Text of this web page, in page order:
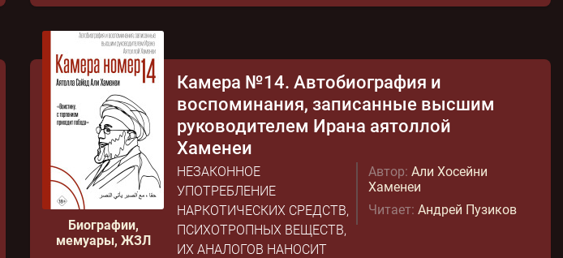
Биографии,
мемуары, ЖЗЛ
Камера №14. Автобиография и
воспоминания, записанные высшим
руководителем Ирана аятоллой
Хаменеи
Автор: Али Хосейни
Хаменеи
Читает: Андрей Пузиков
НЕЗАКОННОЕ
УПОТРЕБЛЕНИЕ
НАРКОТИЧЕСКИХ СРЕДСТВ,
ПСИХОТРОПНЫХ ВЕЩЕСТВ,
ИХ АНАЛОГОВ НАНОСИТ